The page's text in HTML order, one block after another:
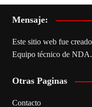
Mensaje:
Este sitio web fue
Equipo técnico de NDA.
Otras Paginas
Contacto